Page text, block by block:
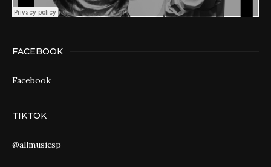
FACEBOOK
Facebook
TIKTOK
@allmusicsp